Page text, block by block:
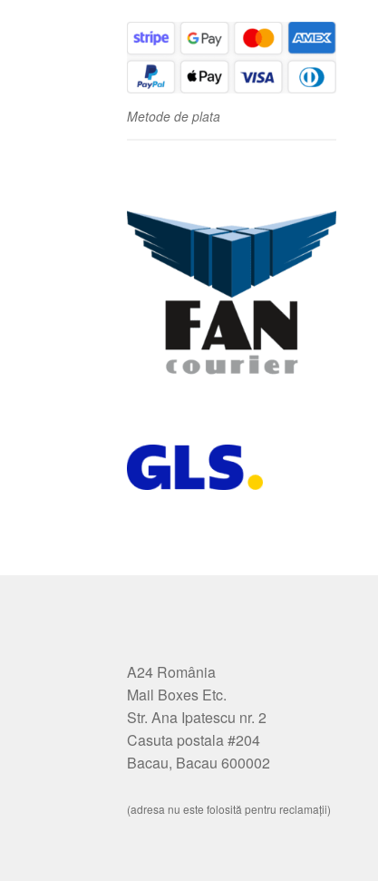
Metode de plata
A24 România
Mail Boxes Etc.
Str. Ana Ipatescu nr. 2
Casuta postala #204
Bacau, Bacau 600002
(adresa nu este folosită pentru reclamații)